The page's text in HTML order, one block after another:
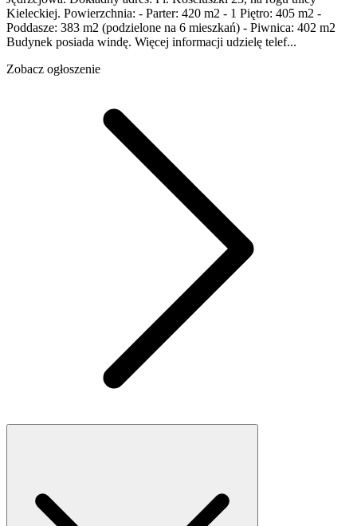
Kieleckiej. Powierzchnia: - Parter: 420 m2 - 1 Piętro: 405 m2 -
Poddasze: 383 m2 (podzielone na 6 mieszkań) - Piwnica: 402 m2
Budynek posiada windę. Więcej informacji udzielę telef...
Zobacz ogłoszenie